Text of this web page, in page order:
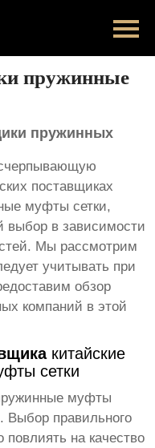
пружинные
пружинных
поставщиках
муфты сетки,
выбор в зависимости
Мы рассмотрим
учитывать при
обзор
компаний в этой
китайские
сетки
муфты
Выбор правильного
повлиять на качество